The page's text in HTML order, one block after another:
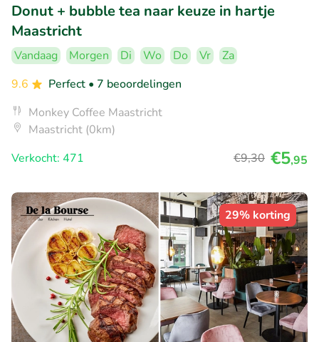
Donut + bubble tea naar keuze in hartje
Maastricht
Vandaag Morgen Di Wo Do Vr
Za
9.6
Perfect • 7 beoordelingen
Monkey Coffee Maastricht
Maastricht (0km)
Verkocht: 471
€9,30 €5,95
29% korting